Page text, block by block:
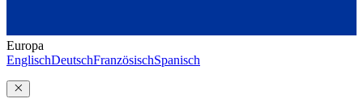
Europa
EnglischDeutschFranzösischSpanisch